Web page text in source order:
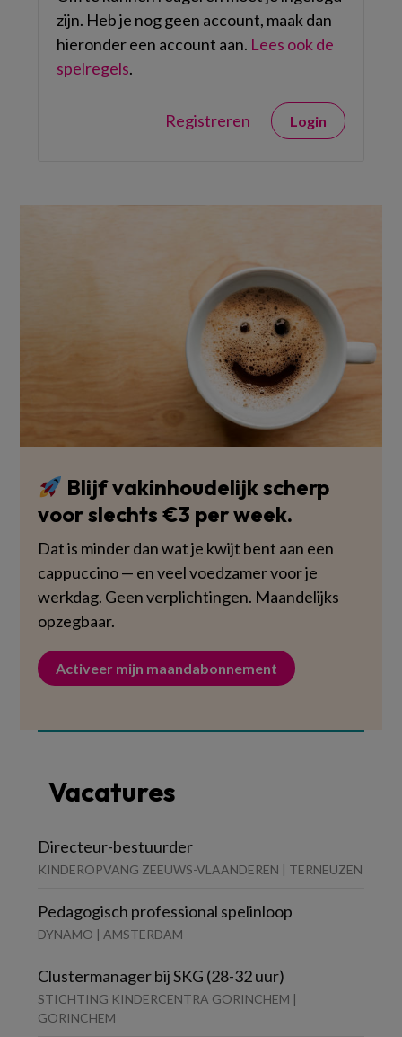
zijn. Heb je nog geen account, maak dan
hieronder een account aan. Lees ook de
spelregels.
Registreren Login
Blijf vakinhoudelijk scherp
voor slechts €3 per week.
Dat is minder dan wat je kwijt bent aan een
cappuccino — en veel voedzamer voor je
werkdag. Geen verplichtingen. Maandelijks
opzegbaar.
Activeer mijn maandabonnement
Vacatures
Directeur-bestuurder
KINDEROPVANG ZEEUWS-VLAANDEREN | TERNEUZEN
Pedagogisch professional spelinloop
DYNAMO | AMSTERDAM
Clustermanager bij SKG (28-32 uur)
STICHTING KINDERCENTRA GORINCHEM |
GORINCHEM